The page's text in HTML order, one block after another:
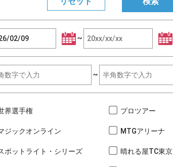
~
~
界選手権 プロツアー
ジックオンライン MTGアリーナ
ポットライト・シリーズ 晴れる屋TC東京